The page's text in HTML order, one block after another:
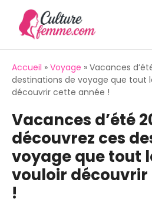
contenu
Accueil » Voyage » Vacances
destinations de voyage que tout
découvrir cette année !
Vacances d’été
découvrez ces
voyage que tout
vouloir
!